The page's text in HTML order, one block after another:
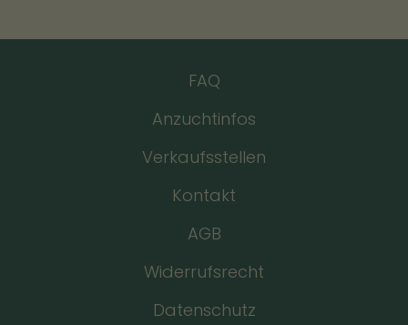
FAQ
Anzuchtinfos
Verkaufsstellen
Kontakt
AGB
Widerrufsrecht
Datenschutz